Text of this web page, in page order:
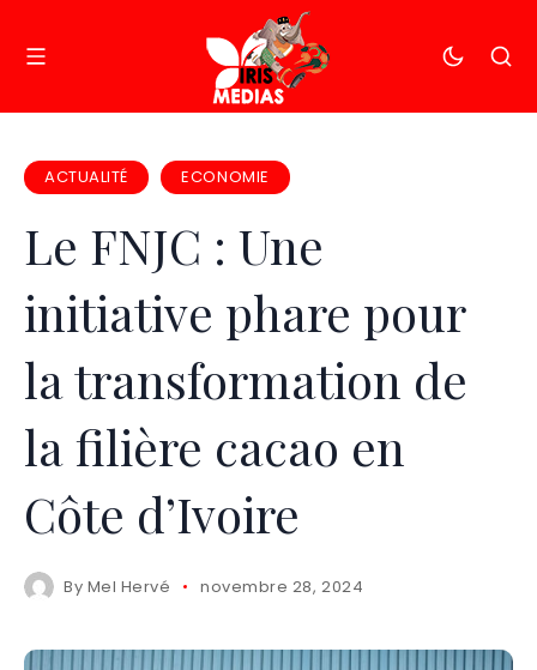
ACTUALITÉ ECONOMIE
Le FNJC : Une
initiative phare pour
la transformation de
la filière cacao en
Côte d’Ivoire
By Mel Hervé novembre 28, 2024